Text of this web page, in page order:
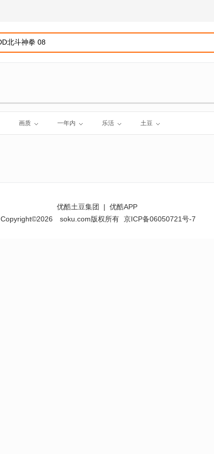
画质 一年内 乐活 土豆
优酷土豆集团 | 优酷APP
Copyright©2026
soku.com版权所有 京ICP备06050721号-7